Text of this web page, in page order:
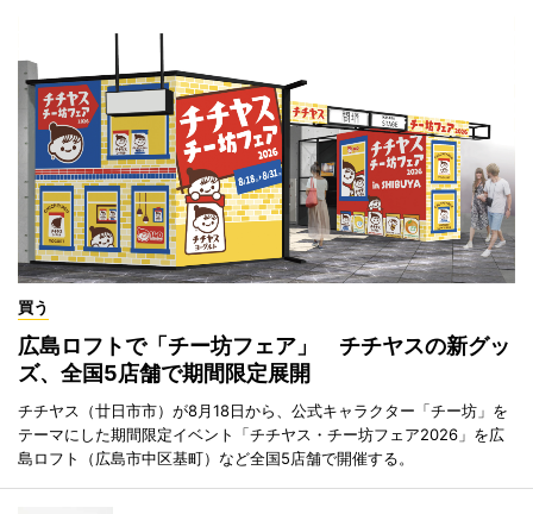
買う
広島ロフトで「チー坊フェア」 チチヤスの新グッ
ズ、全国5店舗で期間限定展開
チチヤス（廿日市市）が8月18日から、公式キャラクター「チー坊」を
テーマにした期間限定イベント「チチヤス・チー坊フェア2026」を広
島ロフト（広島市中区基町）など全国5店舗で開催する。